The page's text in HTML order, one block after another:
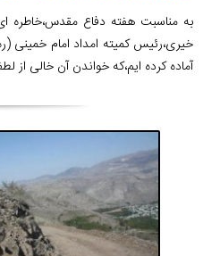
به مناسبت هفته دفاع مقدس،خاطره
خیری،رئیس کمیته امداد امام خمینی
آماده کرده ایم،که خواندن آن خالی